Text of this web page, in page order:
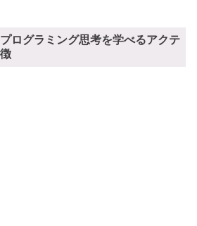
ログラミング思考を学べるアクテ